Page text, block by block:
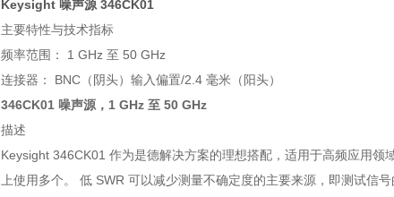
Keysight 噪声源 346CK01
主要特性与技术指标
频率范围： 1 GHz 至 50 GHz
连接器： BNC（阴头）输入偏置/2.4 毫米（阳头）
346CK01 噪声源 ，1 GHz 至 50 GHz
描述
Keysight 346CK01 作为是德解决方案的理想搭配，适用于高频应用
上使用多个。 低 SWR 可以减少测量不确定度的主要来源，即测试信